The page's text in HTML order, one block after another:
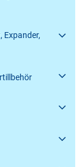
Expander,